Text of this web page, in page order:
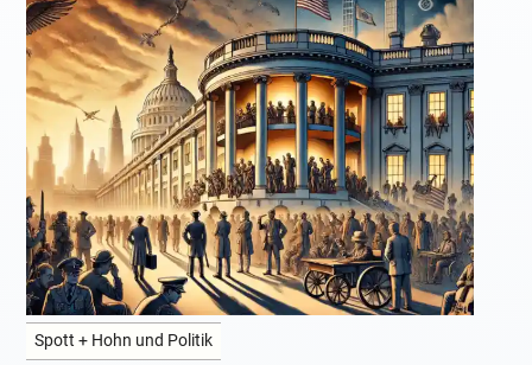
Spott + Hohn und Politik